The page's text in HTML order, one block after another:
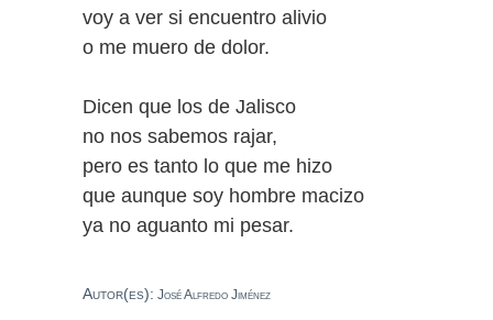
voy a ver si encuentro alivio
o me muero de dolor.
Dicen que los de Jalisco
no nos sabemos rajar,
pero es tanto lo que me hizo
que aunque soy hombre macizo
ya no aguanto mi pesar.
Autor(es): José Alfredo Jiménez